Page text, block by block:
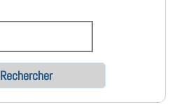
Rechercher